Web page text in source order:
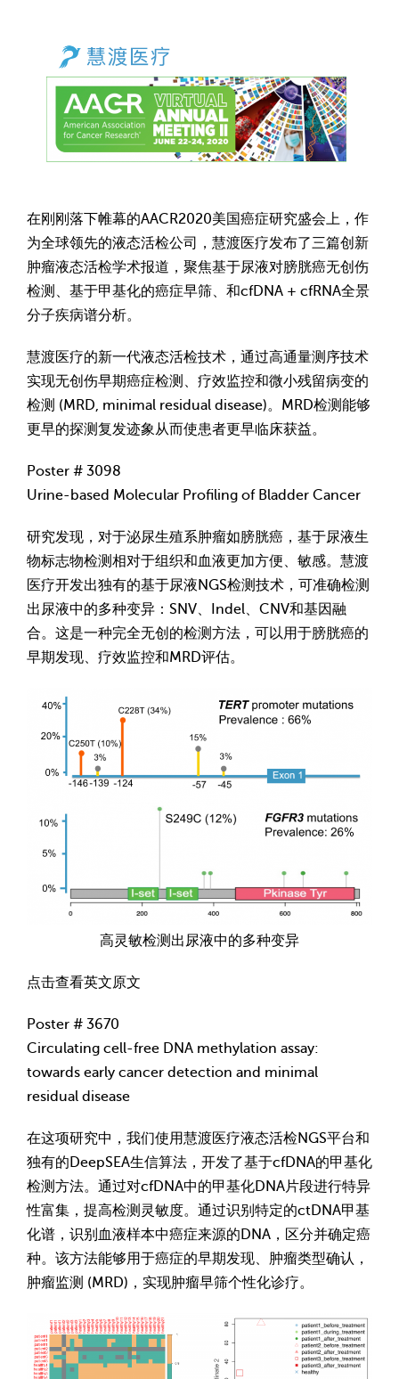
在刚刚落下帷幕的AACR2020美国癌症研究盛会上，作
为全球领先的液态活检公司，慧渡医疗发布了三篇创新
肿瘤液态活检学术报道，聚焦基于尿液对膀胱癌无创伤
检测、基于甲基化的癌症早筛、和cfDNA + cfRNA全景
分子疾病谱分析。
慧渡医疗的新一代液态活检技术，通过高通量测序技术
实现无创伤早期癌症检测、疗效监控和微小残留病变的
检测 (MRD, minimal residual disease)。MRD检测能够
更早的探测复发迹象从而使患者更早临床获益。
Poster # 3098
Urine-based Molecular Profiling of Bladder Cancer
研究发现，对于泌尿生殖系肿瘤如膀胱癌，基于尿液生
物标志物检测相对于组织和血液更加方便、敏感。慧渡
医疗开发出独有的基于尿液NGS检测技术，可准确检测
出尿液中的多种变异：SNV、Indel、CNV和基因融
合。这是一种完全无创的检测方法，可以用于膀胱癌的
早期发现、疗效监控和MRD评估。
高灵敏检测出尿液中的多种变异
点击查看英文原文
Poster # 3670
Circulating cell-free DNA methylation assay:
towards early cancer detection and minimal
residual disease
在这项研究中，我们使用慧渡医疗液态活检NGS平台和
独有的DeepSEA生信算法，开发了基于cfDNA的甲基化
检测方法。通过对cfDNA中的甲基化DNA片段进行特异
性富集，提高检测灵敏度。通过识别特定的ctDNA甲基
化谱，识别血液样本中癌症来源的DNA，区分并确定癌
种。该方法能够用于癌症的早期发现、肿瘤类型确认，
肿瘤监测 (MRD)，实现肿瘤早筛个性化诊疗。